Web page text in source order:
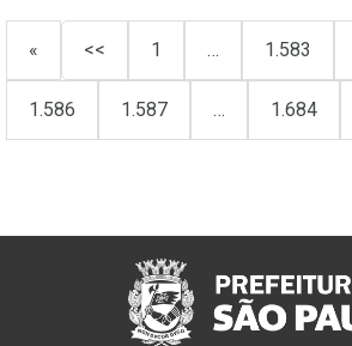
« << 1 … 1.583
1.586 1.587 … 1.684